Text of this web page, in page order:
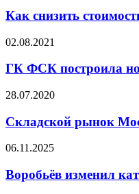
Как снизить
02.08.2021
ГК ФСК построила
28.07.2020
Складской рынок
06.11.2025
Воробьёв изменил